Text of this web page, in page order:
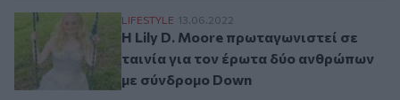
H Lily D. Moore πρωταγωνιστεί σε
LIFESTYLE 13.06.2022
H Lily D. Moore πρωταγωνιστεί σε
ταινία για τον έρωτα δύο ανθρώπων
με σύνδρομο Down